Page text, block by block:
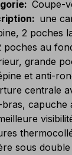
: Coupe-
: une
2 poches
poches au
grande
et anti-
centrale
capuche
sous